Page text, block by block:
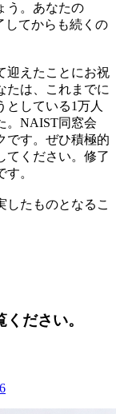
う。あなたの
してからも続くの
迎えたことにお祝
たは、これまでに
している1万人
。NAIST同窓会
です。ぜひ積極的
てください。修了
。
たものとなるこ
ださい。